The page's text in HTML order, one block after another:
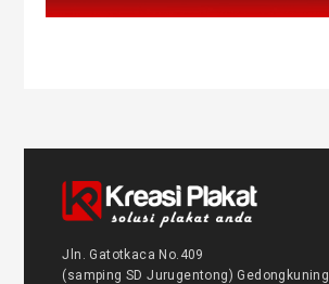
Jln. Gatotkaca No.409
(samping SD Jurugentong) Gedongkuning